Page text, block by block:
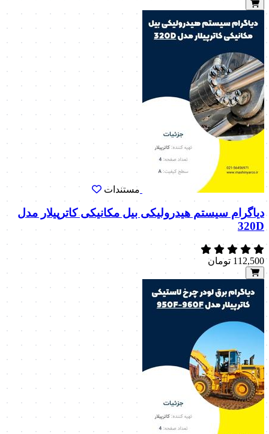
مستندات
دیاگرام سیستم هیدرولیکی بیل مکانیکی کاترپیلار مدل
320D
112,500 تومان